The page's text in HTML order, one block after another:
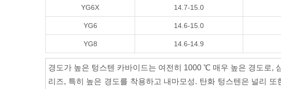
YG6X 14.7-15.0
YG6 14.6-15.0
YG8 14.6-14.9
경도가 높은 텅스텐 카바이드는 여전히 1000 ℃ 매우 높은 경도로,
리즈, 특히 높은 경도를 착용하고 내마모성. 탄화 텅스텐은 널리